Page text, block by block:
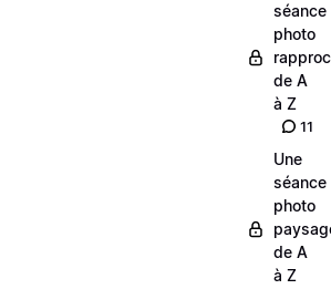
séance
photo
de A
à Z
11
Une
séance
photo
de A
à Z